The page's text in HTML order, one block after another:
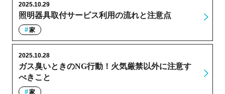
照明器具取付サービス利用の流れと注意点
2025.10.29
家
ガス臭いときのNG行動！火気厳禁以外に注意す
べきこと
2025.10.28
家